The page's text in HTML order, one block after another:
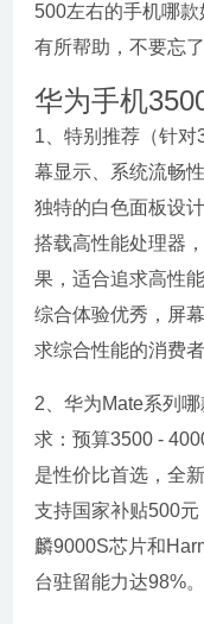
500左右的手机哪
有所帮助，不要忘
华为手机
1、特别推荐（针
幕显示、系统流畅
独特的白色面板设
搭载高性能处理器
果，适合追求高性
综合体验优秀，屏
求综合性能的消费者
2、华为Mate系列
求：预算3500 -
是性价比首选，全
支持国家补贴500
麟9000S芯片和
台驻留能力达98%。